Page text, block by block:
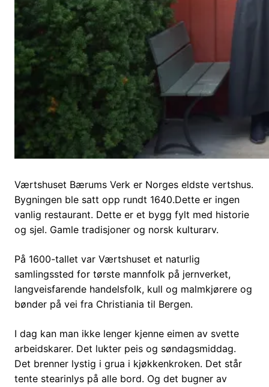
Værtshuset Bærums Verk er Norges eldste vertshus.
Bygningen ble satt opp rundt 1640.Dette er ingen
vanlig restaurant. Dette er et bygg fylt med historie
og sjel. Gamle tradisjoner og norsk kulturarv.
På 1600-tallet var Værtshuset et naturlig
samlingssted for tørste mannfolk på jernverket,
langveisfarende handelsfolk, kull og malmkjørere og
bønder på vei fra Christiania til Bergen.
I dag kan man ikke lenger kjenne eimen av svette
arbeidskarer. Det lukter peis og søndagsmiddag.
Det brenner lystig i grua i kjøkkenkroken. Det står
tente stearinlys på alle bord. Og det bugner av